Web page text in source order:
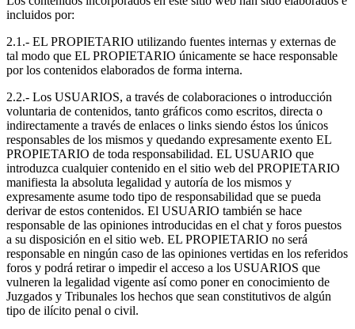
incluidos por:
2.1.- EL PROPIETARIO utilizando fuentes internas y externas de
tal modo que EL PROPIETARIO únicamente se hace responsable
por los contenidos elaborados de forma interna.
2.2.- Los USUARIOS, a través de colaboraciones o introducción
voluntaria de contenidos, tanto gráficos como escritos, directa o
indirectamente a través de enlaces o links siendo éstos los únicos
responsables de los mismos y quedando expresamente exento EL
PROPIETARIO de toda responsabilidad. EL USUARIO que
introduzca cualquier contenido en el sitio web del PROPIETARIO
manifiesta la absoluta legalidad y autoría de los mismos y
expresamente asume todo tipo de responsabilidad que se pueda
derivar de estos contenidos. El USUARIO también se hace
responsable de las opiniones introducidas en el chat y foros puestos
a su disposición en el sitio web. EL PROPIETARIO no será
responsable en ningún caso de las opiniones vertidas en los referidos
foros y podrá retirar o impedir el acceso a los USUARIOS que
vulneren la legalidad vigente así como poner en conocimiento de
Juzgados y Tribunales los hechos que sean constitutivos de algún
tipo de ilícito penal o civil.